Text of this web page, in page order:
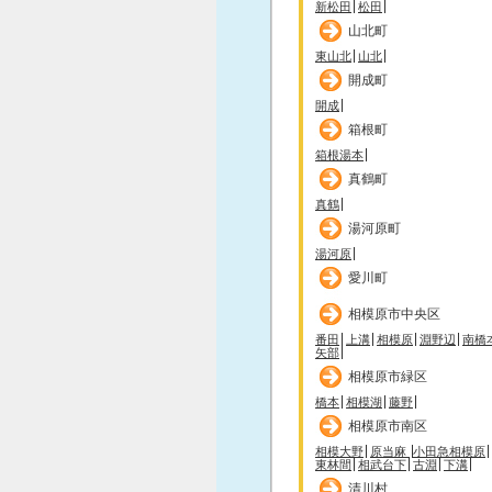
新松田 松田
山北町
東山北 山北
開成町
開成
箱根町
箱根湯本
真鶴町
真鶴
湯河原町
湯河原
愛川町
相模原市中央区
番田 上溝 相模原 淵野辺 南橋
矢部
相模原市緑区
橋本 相模湖 藤野
相模原市南区
相模大野 原当麻 小田急相模原
東林間 相武台下 古淵 下溝
清川村